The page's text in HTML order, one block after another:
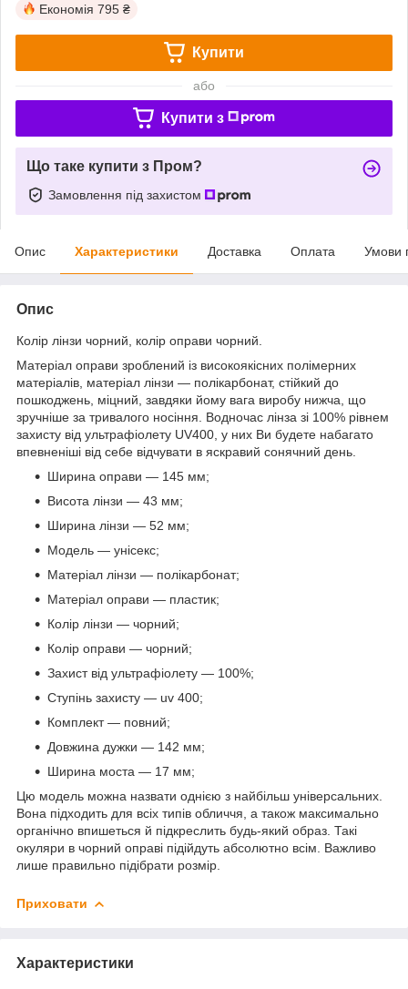
Економія 795 ₴
Купити
або
Купити з
Що таке купити з Пром?
Замовлення під захистом
Опис Характеристики Доставка Оплата Умови
Опис
Колір лінзи чорний, колір оправи чорний.
Матеріал оправи зроблений із високоякісних полімерних
матеріалів, матеріал лінзи — полікарбонат, стійкий до
пошкоджень, міцний, завдяки йому вага виробу нижча, що
зручніше за тривалого носіння. Водночас лінза зі 100% рівнем
захисту від ультрафіолету UV400, у них Ви будете набагато
впевненіші від себе відчувати в яскравий сонячний день.
Ширина оправи — 145 мм;
Висота лінзи — 43 мм;
Ширина лінзи — 52 мм;
Модель — унісекс;
Матеріал лінзи — полікарбонат;
Матеріал оправи — пластик;
Колір лінзи — чорний;
Колір оправи — чорний;
Захист від ультрафіолету — 100%;
Ступінь захисту — uv 400;
Комплект — повний;
Довжина дужки — 142 мм;
Ширина моста — 17 мм;
Цю модель можна назвати однією з найбільш універсальних.
Вона підходить для всіх типів обличчя, а також максимально
органічно впишеться й підкреслить будь-який образ. Такі
окуляри в чорний оправі підійдуть абсолютно всім. Важливо
лише правильно підібрати розмір.
Приховати
Характеристики